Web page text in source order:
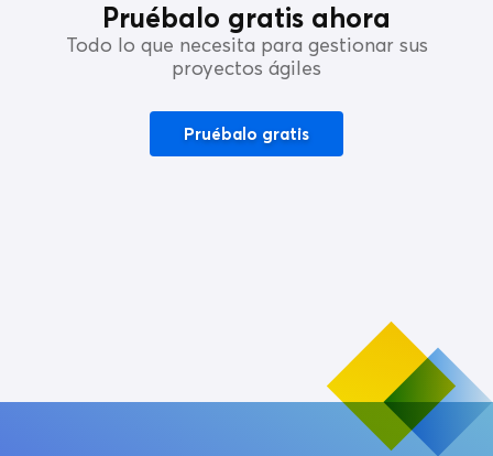
Pruébalo gratis ahora
Todo lo que necesita para gestionar sus
proyectos ágiles
Pruébalo gratis